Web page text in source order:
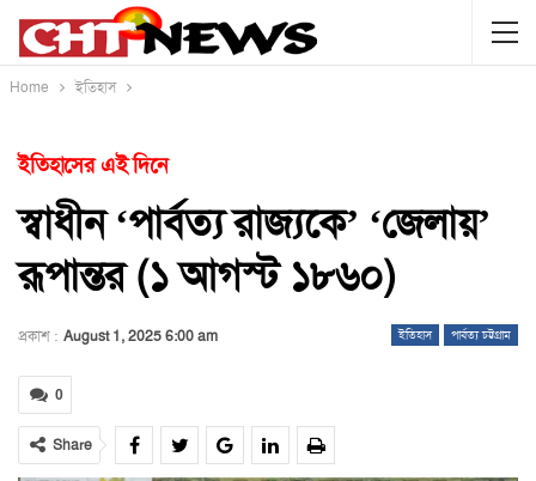
Home ইতিহাস
ইতিহাসের এই দিনে
স্বাধীন ‘পার্বত্য রাজ্যকে’ ‘জেলায়’
রূপান্তর (১ আগস্ট ১৮৬০)
ইতিহাস পার্বত্য চট্টগ্রাম
প্রকাশ : August 1, 2025 6:00 am
0
Share